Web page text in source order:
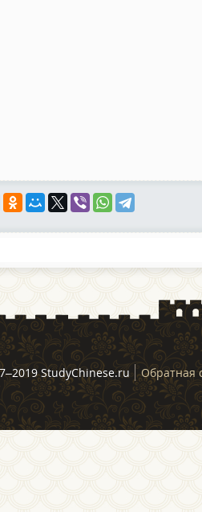
StudyChinese.ru Обратная